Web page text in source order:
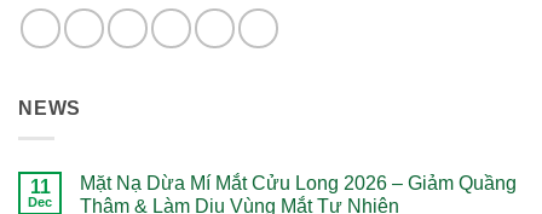
NEWS
11
Dec
Mặt Nạ Dừa Mí Mắt Cửu Long 2026 – Giảm Quầng
Thâm & Làm Dịu Vùng Mắt Tự Nhiên